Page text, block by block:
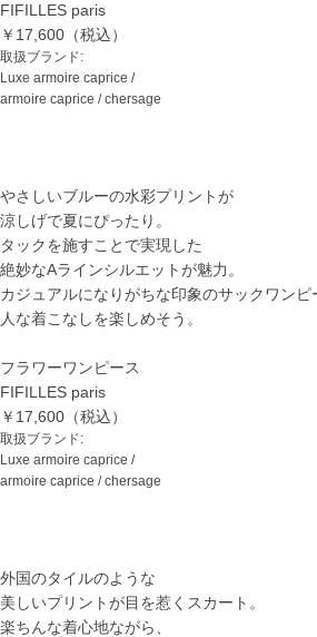
FIFILLES paris
￥17,600（税込）
取扱ブランド:
Luxe armoire caprice /
armoire caprice / chersage
やさしいブルーの水彩プリントが
涼しげで夏にぴったり。
タックを施すことで実現した
絶妙なAラインシルエットが魅力。
カジュアルになりがちな印象のサックワン
人な着こなしを楽しめそう。
フラワーワンピース
FIFILLES paris
￥17,600（税込）
取扱ブランド:
Luxe armoire caprice /
armoire caprice / chersage
外国のタイルのような
美しいプリントが目を惹くスカート。
楽ちんな着心地ながら、